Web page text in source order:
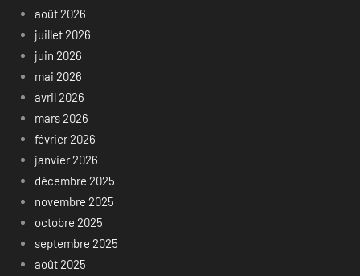
août 2026
juillet 2026
juin 2026
mai 2026
avril 2026
mars 2026
février 2026
janvier 2026
décembre 2025
novembre 2025
octobre 2025
septembre 2025
août 2025